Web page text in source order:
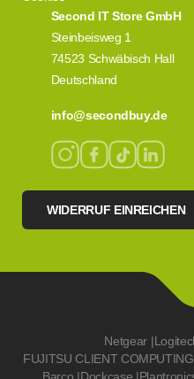
Second IT Store GmbH
Steinbeisweg 1
74523 Schwäbisch Hall
Deutschland
info@secondbuy.de
WIDERRUF EINREICHEN
Netgear |
FUJITSU CLIENT